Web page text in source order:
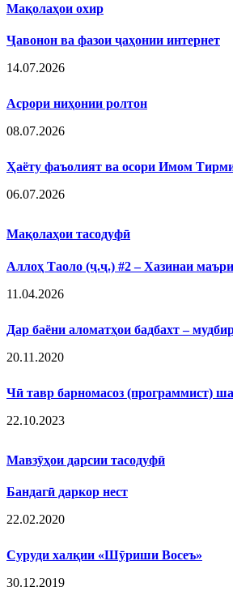
Мақолаҳои охир
Ҷавонон ва фазои ҷаҳонии интернет
14.07.2026
Асрори ниҳонии ролтон
08.07.2026
Ҳаёту фаъолият ва осори Имом
06.07.2026
Мақолаҳои тасодуфӣ
Аллоҳ Таоло (ҷ.ҷ.) #2 – Хазинаи
11.04.2026
Дар баёни аломатҳои бадбахт –
20.11.2020
Чӣ тавр барномасоз (программист)
22.10.2023
Мавзӯҳои дарсии тасодуфӣ
Бандагӣ даркор нест
22.02.2020
Суруди халқии «Шӯриши Восеъ»
30.12.2019